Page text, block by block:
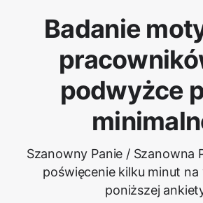
Badanie
podwyżce
Szanowny Panie / Szanowna
poświęcenie kilku minut na
poniższej